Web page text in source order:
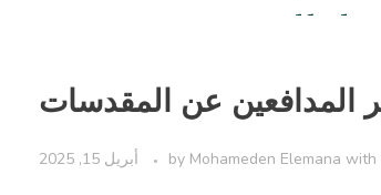
المدافعين عن المقدسات
أبريل 15, 2025 by Mohameden Elemana with